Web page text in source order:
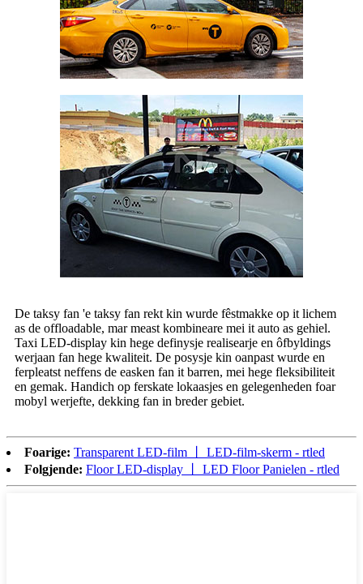
De taksy fan 'e taksy fan rekt kin wurde fêstmakke op it lichem
as de offloadable, mar meast kombineare mei it auto as gehiel.
Taxi LED-display kin hege definysje realisearje en ôfbyldings
werjaan fan hege kwaliteit. De posysje kin oanpast wurde en
ferpleatst neffens de easken fan it barren, mei hege fleksibiliteit
en gemak. Handich op ferskate lokaasjes en gelegenheden foar
mobyl werjefte, dekking fan in breder gebiet.
Foarige: Transparent LED-film 丨 LED-film-skerm - rtled
Folgjende: Floor LED-display 丨 LED Floor Panielen - rtled